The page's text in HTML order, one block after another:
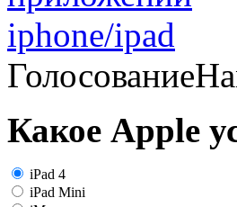
Голосование
Какое Apple
iPad 4
iPad Mini